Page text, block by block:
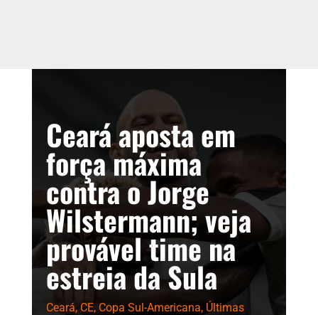
Ceará aposta em
força máxima
contra o Jorge
Wilstermann; veja
provável time na
estreia da Sula
Ceará, CE, Copa Sul-Americana, Últimas